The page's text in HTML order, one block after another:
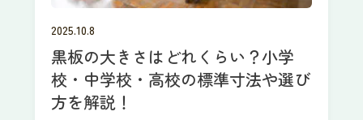
2025.10.8
黒板の大きさはどれくらい？小学
校・中学校・高校の標準寸法や選び
方を解説！